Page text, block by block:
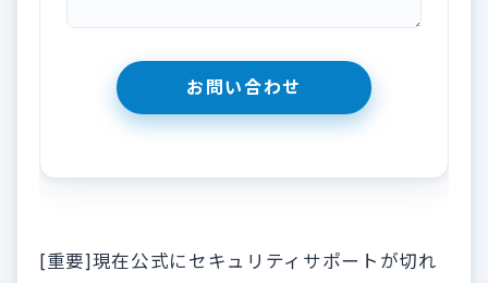
[重要]現在公式にセキュリティサポートが切れ